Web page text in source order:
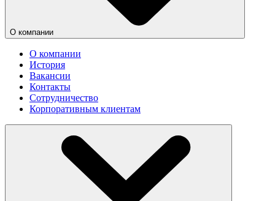
О компании
О компании
История
Вакансии
Контакты
Сотрудничество
Корпоративным клиентам